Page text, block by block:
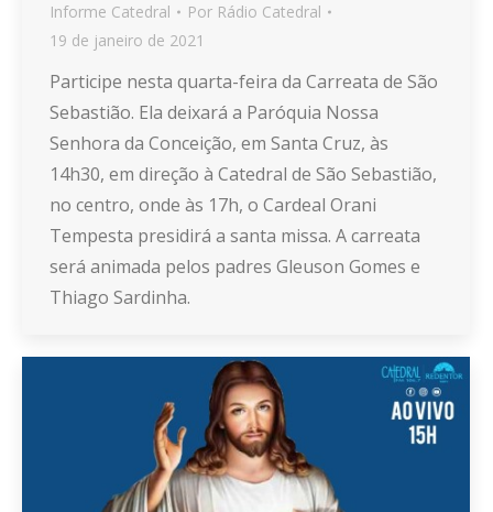
Informe Catedral Por Rádio Catedral
19 de janeiro de 2021
Participe nesta quarta-feira da Carreata de São
Sebastião. Ela deixará a Paróquia Nossa
Senhora da Conceição, em Santa Cruz, às
14h30, em direção à Catedral de São Sebastião,
no centro, onde às 17h, o Cardeal Orani
Tempesta presidirá a santa missa. A carreata
será animada pelos padres Gleuson Gomes e
Thiago Sardinha.